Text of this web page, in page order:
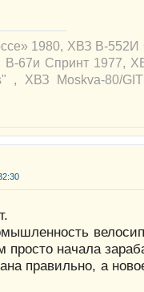
1980, ХВЗ В-552И
В-67и Спринт 1977,
, ХВЗ Moskva-80/
просто начала
правильно, а